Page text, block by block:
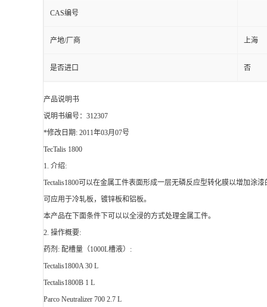
CAS编号
产地/厂商 上海
是否进口 否
产品说明书
说明书编号：312307
*修改日期: 2011年03月07号
TecTalis 1800
1. 介绍:
Tectalis1800可以在金属工件表面形成一层无磷反应型转化膜以增加涂
可应用于冷轧板，镀锌板和铝板。
本产品在下面条件下可以以全浸的方式处理金属工件。
2. 操作概要:
药剂: 配槽量（1000L槽液）:
Tectalis1800A 30 L
Tectalis1800B 1 L
Parco Neutralizer 700 2.7 L